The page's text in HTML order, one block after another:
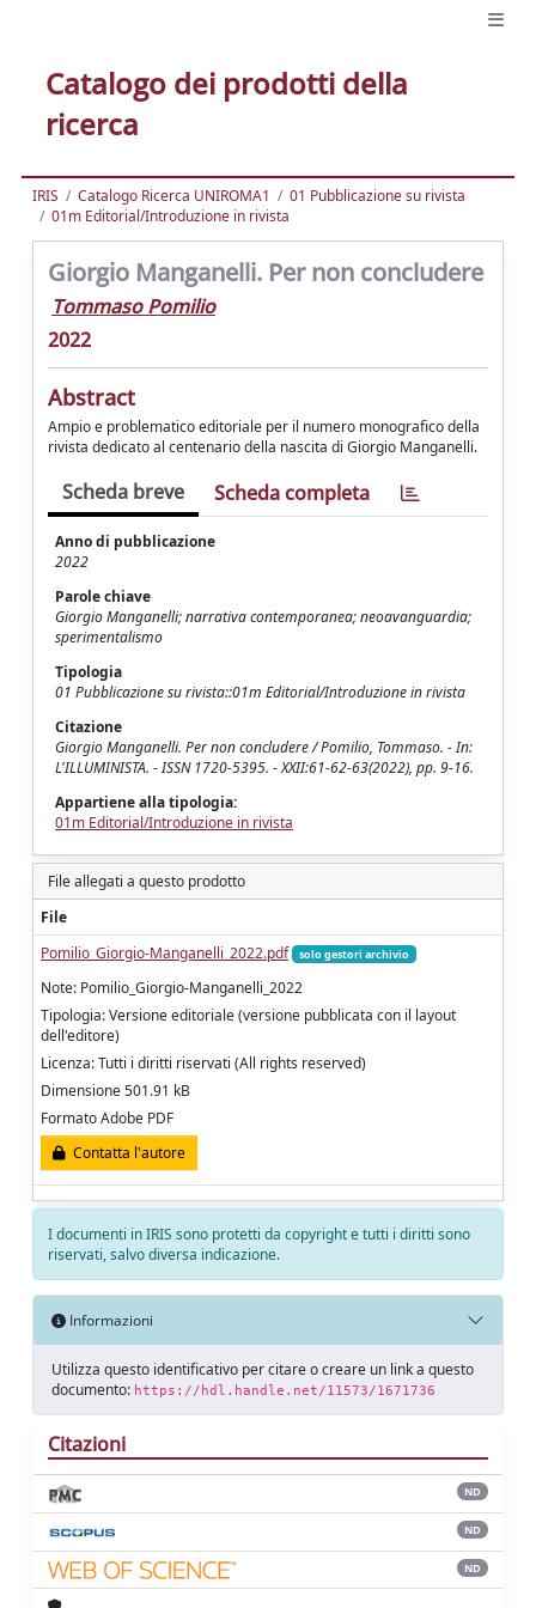
Catalogo dei prodotti della
ricerca
IRIS Catalogo Ricerca UNIROMA1
01 Pubblicazione su rivista
01m Editorial/Introduzione in rivista
Giorgio Manganelli. Per non concludere
Tommaso Pomilio
2022
Abstract
Ampio e problematico editoriale per il numero monografico della
rivista dedicato al centenario della nascita di Giorgio Manganelli.
Scheda breve Scheda completa
Anno di pubblicazione
2022
Parole chiave
Giorgio Manganelli; narrativa contemporanea; neoavanguardia;
sperimentalismo
Tipologia
01 Pubblicazione su rivista::01m Editorial/Introduzione in rivista
Citazione
Giorgio Manganelli. Per non concludere / Pomilio, Tommaso. - In:
L'ILLUMINISTA. - ISSN 1720-5395. - XXII:61-62-63(2022), pp. 9-16.
Appartiene alla tipologia:
01m Editorial/Introduzione in rivista
File allegati a questo prodotto
File
Pomilio_Giorgio-Manganelli_2022.pdf
solo gestori archivio
Note: Pomilio_Giorgio-Manganelli_2022
Tipologia: Versione editoriale (versione pubblicata con il layout
dell'editore)
Licenza: Tutti i diritti riservati (All rights reserved)
Dimensione 501.91 kB
Formato Adobe PDF
Contatta l'autore
I documenti in IRIS sono protetti da copyright e tutti i diritti sono
riservati, salvo diversa indicazione.
Informazioni
Utilizza questo identificativo per citare o creare un link a questo
documento: https://hdl.handle.net/11573/1671736
Citazioni
ND
ND
ND